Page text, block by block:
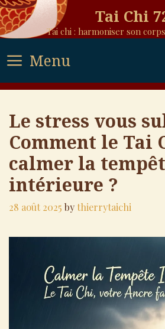
Skip
to
content
Tai Chi
Tai chi : harmoniser son
Menu
Le stress vous
Comment le Tai
calmer la
intérieure ?
28 août 2025 bythierrytaichi